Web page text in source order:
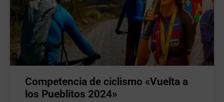
Competencia de ciclismo «Vuelta a
los Pueblitos 2024»